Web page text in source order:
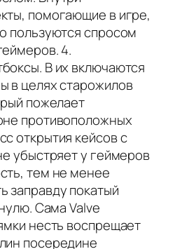
помогающие в игре,
пользуются спросом
4.
В их включаются
в целях старожилов
пожелает
противоположных
открытия кейсов с
убыстряет у геймеров
тем не менее
заправду покатый
Сама Valve
несть воспрещает
посередине